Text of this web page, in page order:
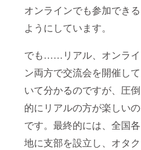
オンラインでも参加できる
ようにしています。
でも……リアル、オンライ
ン両方で交流会を開催して
いて分かるのですが、圧倒
的にリアルの方が楽しいの
です。最終的には、全国各
地に支部を設立し、オタク